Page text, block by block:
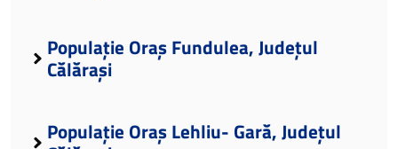
Populație Oraș Fundulea, Județul
Călărași
Populație Oraș Lehliu- Gară, Județul